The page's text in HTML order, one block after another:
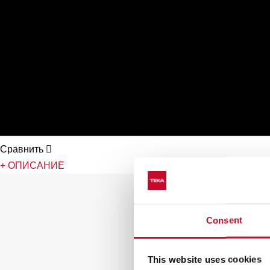
Consent
This website uses cookies
Сравнить 
+ ОПИСАНИЕ